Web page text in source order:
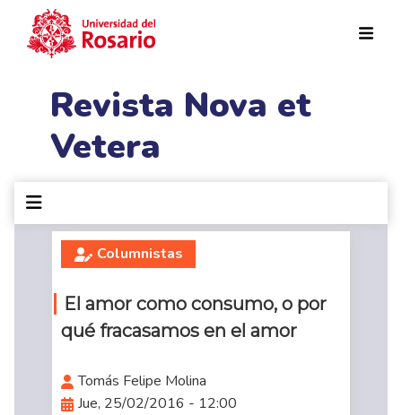
Revista Nova et
Vetera
Columnistas
El amor como consumo, o por
qué fracasamos en el amor
Tomás Felipe Molina
Jue, 25/02/2016 - 12:00